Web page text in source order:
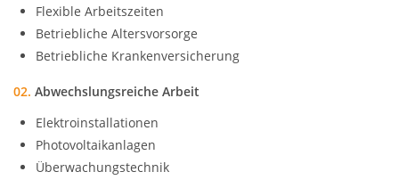
Flexible Arbeitszeiten
Betriebliche Altersvorsorge
Betriebliche Krankenversicherung
02. Abwechslungsreiche Arbeit
Elektroinstallationen
Photovoltaikanlagen
Überwachungstechnik